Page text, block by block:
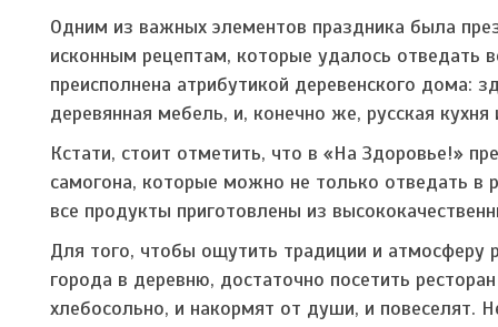
Одним из важных элементов праздника была
исконным рецептам, которые удалось отведать
преисполнена атрибутикой деревенского дома:
деревянная мебель, и, конечно же, русская
Кстати, стоит отметить, что в «На Здоровье!»
самогона, которые можно не только отведать в
все продукты приготовлены из
Для того, чтобы ощутить традиции и атмосферу
города в деревню, достаточно посетить
хлебосольно, и накормят от души, и повеселят.